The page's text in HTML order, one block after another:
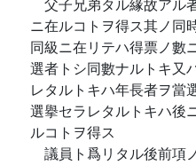
ニ在ルコトヲ得ス其ノ同
同級ニ在リテハ得票ノ數
選者トシ同數ナルトキ又
レタルトキハ年長者ヲ當
選擧セラレタルトキハ後
ルコトヲ得ス
議員ト爲リタル後前項